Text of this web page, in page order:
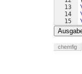
13
14
15
chemfig